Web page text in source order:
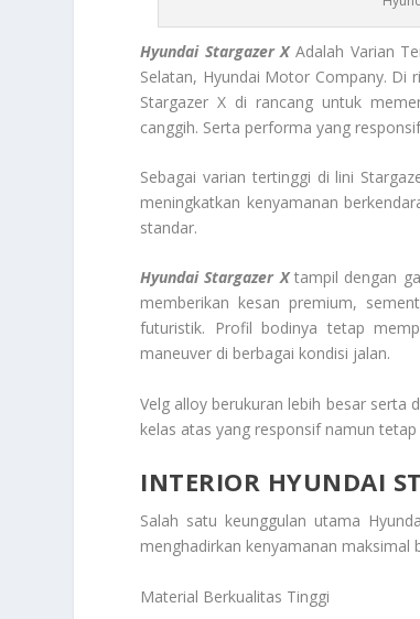
Hyundai Stargazer XAdalah Varian
Selatan, Hyundai Motor Company. Di
Stargazer X di rancang untuk
canggih. Serta performa yang
Sebagai varian tertinggi di lini
meningkatkan kenyamanan
standar.
Hyundai Stargazer Xtampil dengan
memberikan kesan premium,
futuristik. Profil bodinya tetap
maneuver di berbagai kondisi jalan.
Velg alloy berukuran lebih besar serta
kelas atas yang responsif namun tetap
INTERIOR HYUNDAI
Salah satu keunggulan utama
menghadirkan kenyamanan maksimal
Material Berkualitas Tinggi